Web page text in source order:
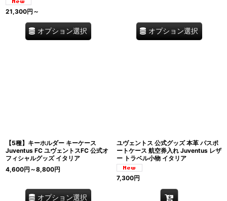
21,300円 ～
オプション選択 オプション選択
【5種】キーホルダー キーケース
Juventus FC ユヴェントスFC 公式オ
フィシャルグッズ イタリア
4,600円 ～8,800円
オプション選択
ユヴェントス 公式グッズ 本革 パスポ
ートケース 航空券入れ Juventus レザ
ー トラベル小物 イタリア
7,300円